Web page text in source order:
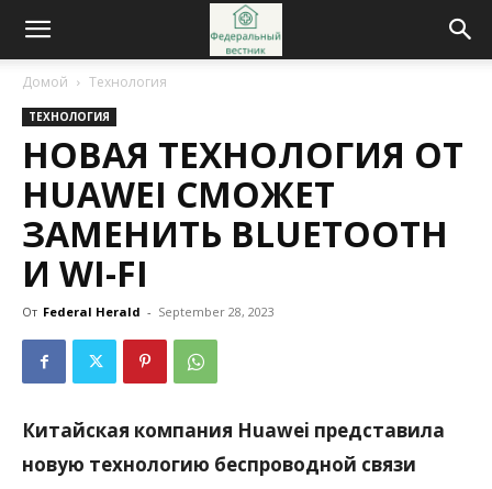
Домой Технология
ТЕХНОЛОГИЯ
НОВАЯ ТЕХНОЛОГИЯ ОТ
HUAWEI СМОЖЕТ
ЗАМЕНИТЬ BLUETOOTH
И WI-FI
От Federal Herald - September 28, 2023
Китайская компания Huawei представила
новую технологию беспроводной связи